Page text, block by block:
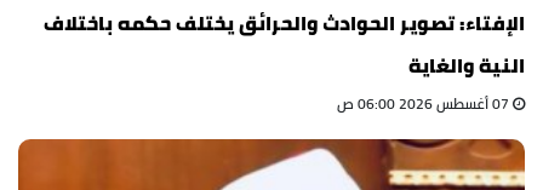
الإفتاء: تصوير الحوادث والحرائق يختلف حكمه باختلاف
النية والغاية